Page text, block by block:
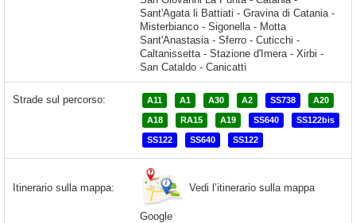
Strade sul percorso: A11 A1 A30 A2 SS738 A20
A18 RA15 A19 SS640 SS122bis
SS122 SS640 SS122
Itinerario sulla mappa: Vedi l’itinerario sulla mappa
Google